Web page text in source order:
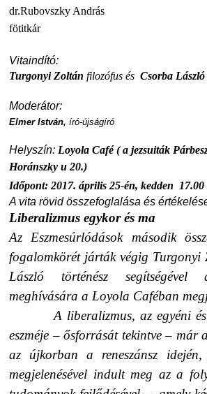
dr.Rubovszky András
fötitkár
Vitaindító:
Turgonyi Zoltán filozófus és Csorba László
Moderátor:
Elmer István, író-újságíró
Helyszín: Loyola Café ( a jezsuiták
Horánszky u 20.)
Időpont: 2017. április 25-én, kedden
A vita rövid összefoglalása és
Liberalizmus egykor és ma
Az Eszmesúrlódásokmásodik
fogalomkörét járták végig Turgonyi
László történész segítségével
meghívására a Loyola Caféban
A liberalizmus, az egyéni
eszméje – ősforrását tekintve – már
az újkorban a reneszánsz
megjelenésével indult meg az a